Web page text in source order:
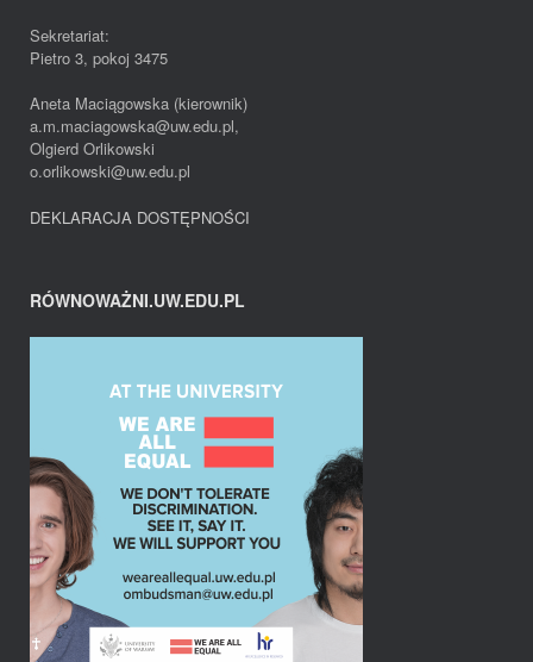
Sekretariat:
Pietro 3, pokoj 3475
Aneta Maciągowska (kierownik)
a.m.maciagowska@uw.edu.pl,
Olgierd Orlikowski
o.orlikowski@uw.edu.pl
DEKLARACJA DOSTĘPNOŚCI
RÓWNOWAŻNI.UW.EDU.PL